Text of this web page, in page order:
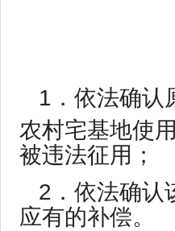
1．依法确认
农村宅基地使
被违法征用；
2．依法确认
应有的补偿。